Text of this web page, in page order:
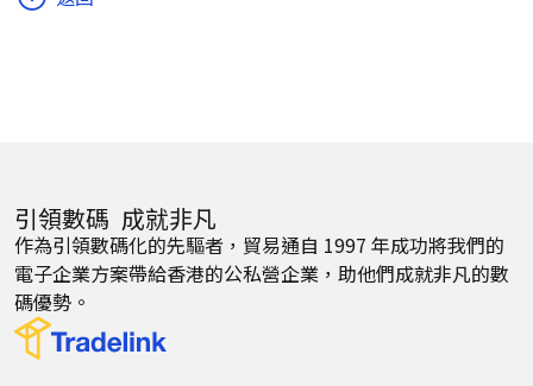
引領數碼 成就非凡
作為引領數碼化的先驅者，貿易通自 1997 年成功將我們的
電子企業方案帶給香港的公私營企業，助他們成就非凡的數
碼優勢。